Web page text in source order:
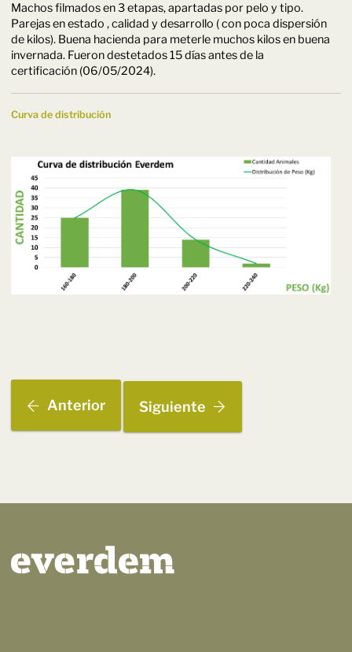
Machos filmados en 3 etapas, apartadas por pelo y tipo.
Parejas en estado , calidad y desarrollo ( con poca dispersión
de kilos). Buena hacienda para meterle muchos kilos en buena
invernada. Fueron destetados 15 días antes de la
certificación (06/05/2024).
Curva de distribución
Anterior Siguiente